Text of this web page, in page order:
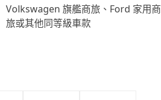
Volkswagen 旗艦商旅、Ford 家用商
旅或其他同等級車款